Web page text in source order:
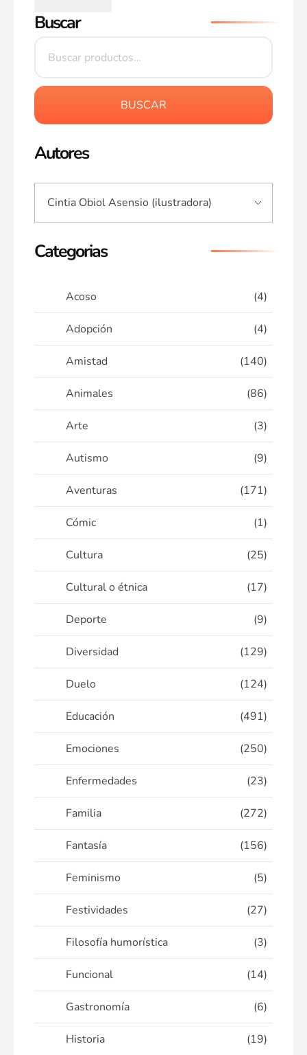
Buscar
BUSCAR
Autores
Categorias
Acoso (4)
Adopción (4)
Amistad (140)
Animales (86)
Arte (3)
Autismo (9)
Aventuras (171)
Cómic (1)
Cultura (25)
Cultural o étnica (17)
Deporte (9)
Diversidad (129)
Duelo (124)
Educación (491)
Emociones (250)
Enfermedades (23)
Familia (272)
Fantasía (156)
Feminismo (5)
Festividades (27)
Filosofía humorística (3)
Funcional (14)
Gastronomía (6)
Historia (19)